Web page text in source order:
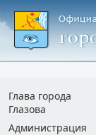
Глава города
Глазова
Администрация